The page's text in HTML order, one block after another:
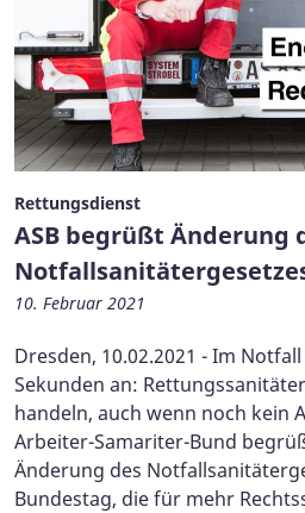
Rettungsdienst
ASB begrüßt Änderung
10. Februar 2021
Dresden, 10.02.2021 - Im
Sekunden an:
handeln, auch wenn noch kein
Arbeiter-Samariter-Bund
Änderung des
Bundestag, die für mehr